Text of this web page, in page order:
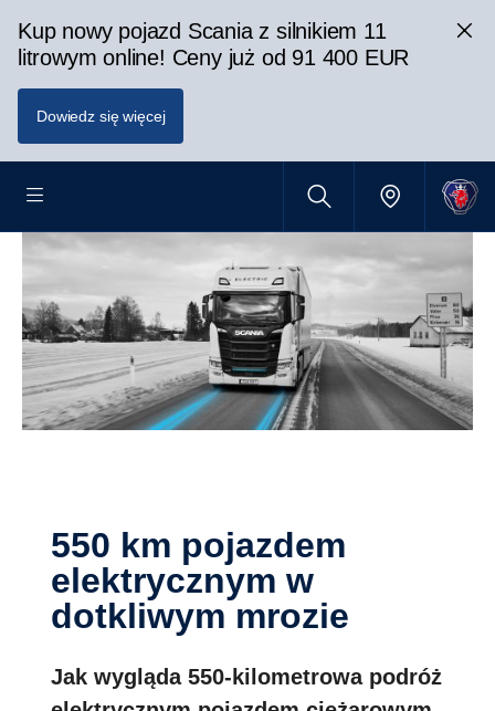
Kup nowy pojazd Scania z silnikiem 11
litrowym online! Ceny już od 91 400 EUR
Dowiedz się więcej
550 km pojazdem
elektrycznym w
dotkliwym mrozie
Jak wygląda 550-kilometrowa podróż